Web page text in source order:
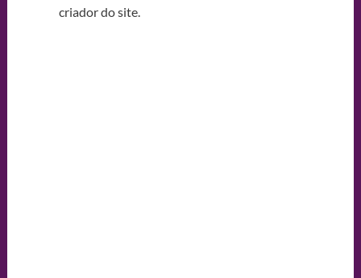
criador do site.